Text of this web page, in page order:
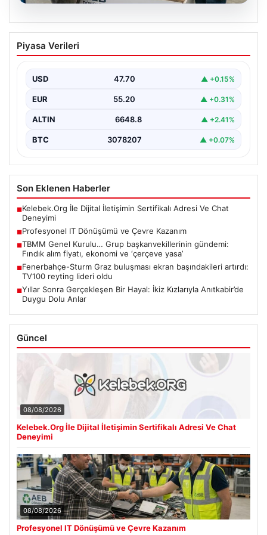
08.08.2026
Profesyonel IT Dönüşümü ve Çevre
Kazanım
işletmeler donanım parklarını düzenli zamanda
güncellemektedir. Söz konusu yenileme süreçlerinde…
Piyasa Verileri
USD 47.70 ▲ +0.15%
EUR 55.20 ▲ +0.31%
ALTIN 6648.8 ▲ +2.41%
BTC 3078207 ▲ +0.07%
Son Eklenen Haberler
■Kelebek.Org İle Dijital İletişimin Sertifikalı Adresi Ve Chat
Deneyimi
■Profesyonel IT Dönüşümü ve Çevre Kazanım
■TBMM Genel Kurulu… Grup başkanvekillerinin gündemi:
Fındık alım fiyatı, ekonomi ve ‘çerçeve yasa’
■Fenerbahçe-Sturm Graz buluşması ekran başındakileri artırdı:
TV100 reyting lideri oldu
■Yıllar Sonra Gerçekleşen Bir Hayal: İkiz Kızlarıyla Anıtkabir’de
Duygu Dolu Anlar
Güncel
08/08/2026
Kelebek.Org İle Dijital İletişimin Sertifikalı Adresi Ve Chat
Deneyimi
08/08/2026
Profesyonel IT Dönüşümü ve Çevre Kazanım